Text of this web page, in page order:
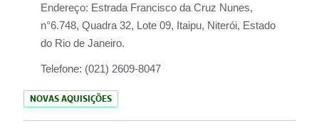
Endereço: Estrada Francisco da Cruz Nunes,
n°6.748, Quadra 32, Lote 09, Itaipu, Niterói, Estado
do Rio de Janeiro.
Telefone: (021) 2609-8047
NOVAS AQUISIÇÕES